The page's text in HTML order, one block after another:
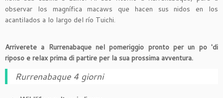
observar los magnífica macaws que hacen sus nidos en los
acantilados a lo largo del río Tuichi.
Arriverete a Rurrenabaque nel pomeriggio pronto per un po 'di
riposo e relax prima di partire per la sua prossima avventura.
Rurrenabaque 4 giorni